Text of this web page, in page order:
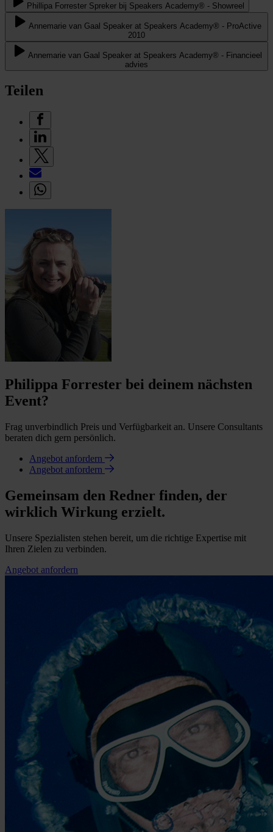
Phillipa Forrester Spreker bij Speakers Academy® - Showreel
Annemarie van Gaal Speaker at Speakers Academy® - ProActive
2010
Annemarie van Gaal Speaker at Speakers Academy® - Financieel
advies
Teilen
Philippa Forrester bei deinem nächsten
Event?
Frag unverbindlich Preis und Verfügbarkeit an. Unsere Consultants
beraten dich gern persönlich.
Angebot anfordern
Angebot anfordern
Gemeinsam den Redner finden, der
wirklich Wirkung erzielt.
Unsere Spezialisten stehen bereit, um die richtige Expertise mit
Ihren Zielen zu verbinden.
Angebot anfordern